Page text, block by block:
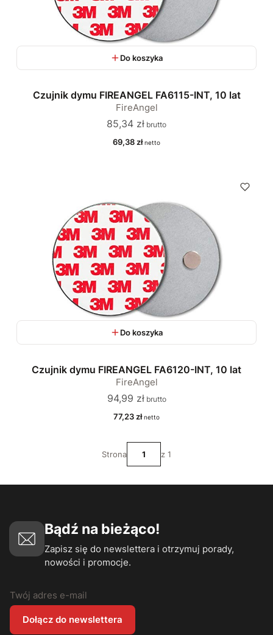
Do koszyka
Czujnik dymu FIREANGEL FA6115-INT, 10 lat
FireAngel
Cena
85,34 zł
Cena
69,38 zł
Do koszyka
Czujnik dymu FIREANGEL FA6120-INT, 10 lat
FireAngel
Cena
94,99 zł
Cena
77,23 zł
Strona z 1
Bądź na bieżąco!
Zapisz się do newslettera i otrzymuj porady,
nowości i promocje.
Twój adres e-mail
Dołącz do newslettera